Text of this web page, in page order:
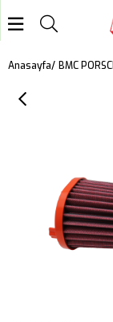
Anasayfa